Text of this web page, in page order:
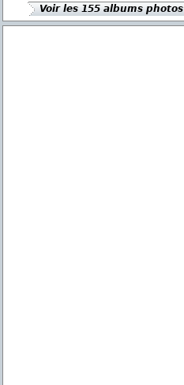
Voir les 155 albums photos